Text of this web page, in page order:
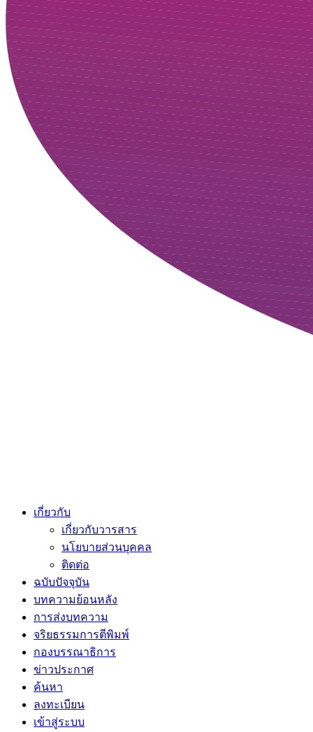
เกี่ยวกับ
เกี่ยวกับวารสาร
นโยบายส่วนบุคคล
ติดต่อ
ฉบับปัจจุบัน
บทความย้อนหลัง
การส่งบทความ
จริยธรรมการตีพิมพ์
กองบรรณาธิการ
ข่าวประกาศ
ค้นหา
ลงทะเบียน
เข้าสู่ระบบ